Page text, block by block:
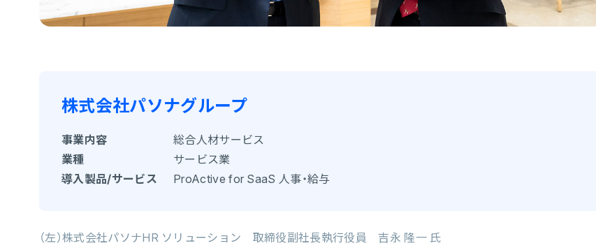
株式会社パソナグループ
事業内容
総合人材サービス
業種
サービス業
導入製品/サービス
ProActive for SaaS 人事・給与
（左）株式会社パソナHR ソリューション 取締役副社長執行役員 吉永 隆一 氏